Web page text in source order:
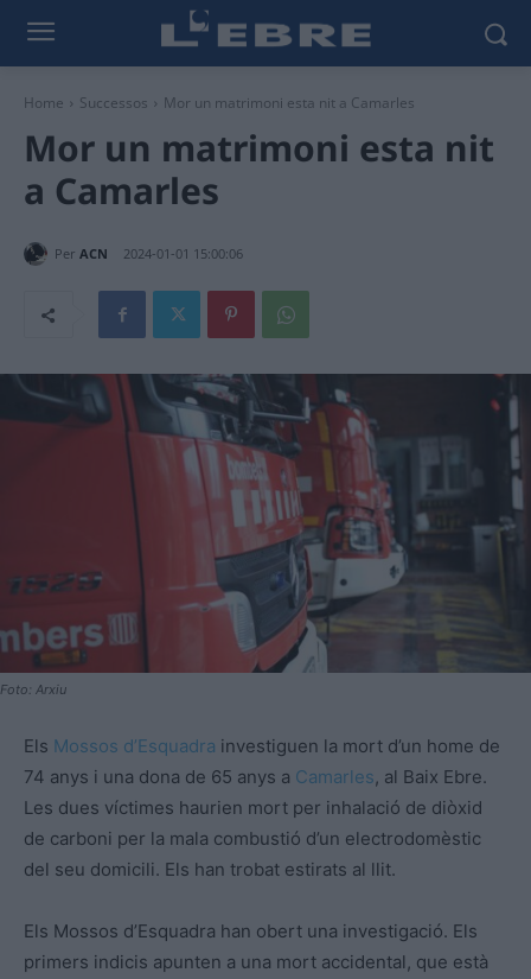
Home Successos Mor un matrimoni esta nit a Camarles
Mor un matrimoni esta nit
a Camarles
Per ACN 2024-01-01 15:00:06
Foto: Arxiu
Els Mossos d’Esquadra investiguen la mort d’un home de
74 anys i una dona de 65 anys a Camarles, al Baix Ebre.
Les dues víctimes haurien mort per inhalació de diòxid
de carboni per la mala combustió d’un electrodomèstic
del seu domicili. Els han trobat estirats al llit.
Els Mossos d’Esquadra han obert una investigació. Els
primers indicis apunten a una mort accidental, que està